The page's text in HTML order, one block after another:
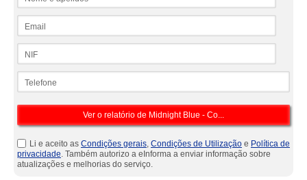
Li e aceito as Condições gerais, Condições de Utilização e Política de
privacidade. Também autorizo a eInforma a enviar informação sobre
atualizações e melhorias do serviço.